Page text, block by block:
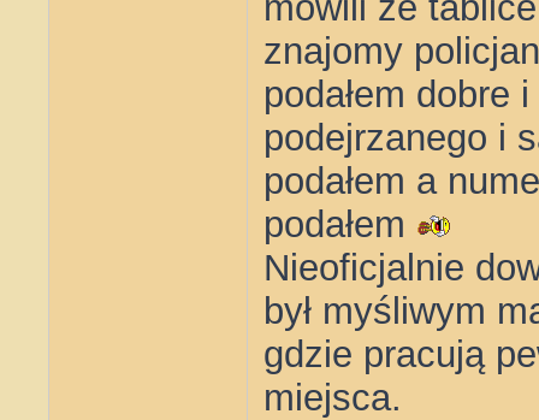
znajomy
podałem dobre
podejrzanego i
podałem a
podałem
Nieoficjalnie
był myśliwym
gdzie pracują
miejsca.